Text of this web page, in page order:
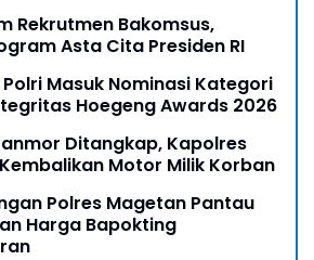
Rekrutmen Bakomsus,
Asta Cita Presiden RI
Masuk Nominasi Kategori
Hoegeng Awards 2026
Ditangkap, Kapolres
Motor Milik Korban
Polres Magetan Pantau
Harga Bapokting